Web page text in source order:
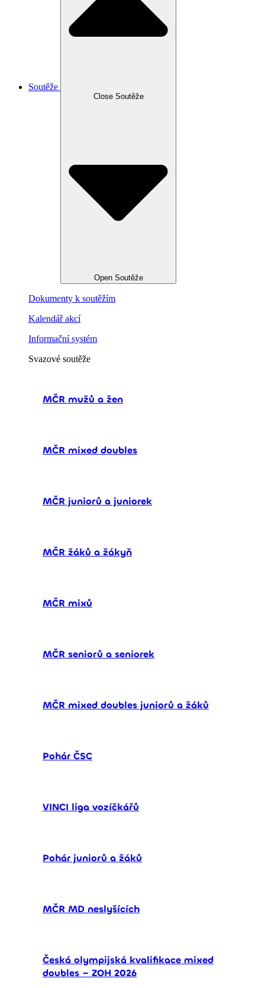
Soutěže
Close Soutěže
Open Soutěže
Dokumenty k soutěžím
Kalendář akcí
Informační systém
Svazové soutěže
MČR mužů a žen
MČR mixed doubles
MČR juniorů a juniorek
MČR žáků a žákyň
MČR mixů
MČR seniorů a seniorek
MČR mixed doubles juniorů a žáků
Pohár ČSC
VINCI liga vozíčkářů
Pohár juniorů a žáků
MČR MD neslyšících
Česká olympijská kvalifikace mixed
doubles – ZOH 2026